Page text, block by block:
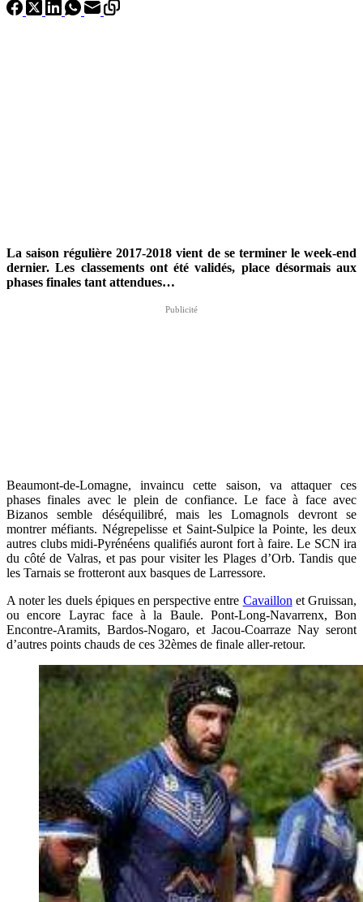
La saison régulière 2017-2018 vient de se terminer le week-end
dernier. Les classements ont été validés, place désormais aux
phases finales tant attendues…
Beaumont-de-Lomagne, invaincu cette saison, va attaquer ces
phases finales avec le plein de confiance. Le face à face avec
Bizanos semble déséquilibré, mais les Lomagnols devront se
montrer méfiants. Négrepelisse et Saint-Sulpice la Pointe, les deux
autres clubs midi-Pyrénéens qualifiés auront fort à faire. Le SCN ira
du côté de Valras, et pas pour visiter les Plages d’Orb. Tandis que
les Tarnais se frotteront aux basques de Larressore.
A noter les duels épiques en perspective entre Cavaillon et Gruissan,
ou encore Layrac face à la Baule. Pont-Long-Navarrenx, Bon
Encontre-Aramits, Bardos-Nogaro, et Jacou-Coarraze Nay seront
d’autres points chauds de ces 32èmes de finale aller-retour.